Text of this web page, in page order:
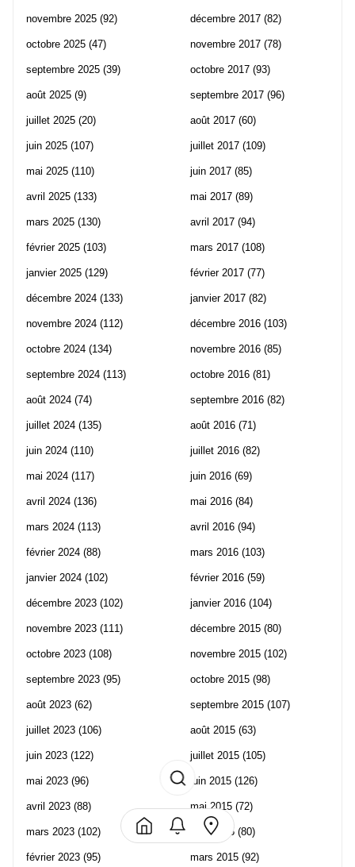
novembre 2025 (92)
octobre 2025 (47)
septembre 2025 (39)
août 2025 (9)
juillet 2025 (20)
juin 2025 (107)
mai 2025 (110)
avril 2025 (133)
mars 2025 (130)
février 2025 (103)
janvier 2025 (129)
décembre 2024 (133)
novembre 2024 (112)
octobre 2024 (134)
septembre 2024 (113)
août 2024 (74)
juillet 2024 (135)
juin 2024 (110)
mai 2024 (117)
avril 2024 (136)
mars 2024 (113)
février 2024 (88)
janvier 2024 (102)
décembre 2023 (102)
novembre 2023 (111)
octobre 2023 (108)
septembre 2023 (95)
août 2023 (62)
juillet 2023 (106)
juin 2023 (122)
mai 2023 (96)
avril 2023 (88)
mars 2023 (102)
février 2023 (95)
décembre 2017 (82)
novembre 2017 (78)
octobre 2017 (93)
septembre 2017 (96)
août 2017 (60)
juillet 2017 (109)
juin 2017 (85)
mai 2017 (89)
avril 2017 (94)
mars 2017 (108)
février 2017 (77)
janvier 2017 (82)
décembre 2016 (103)
novembre 2016 (85)
octobre 2016 (81)
septembre 2016 (82)
août 2016 (71)
juillet 2016 (82)
juin 2016 (69)
mai 2016 (84)
avril 2016 (94)
mars 2016 (103)
février 2016 (59)
janvier 2016 (104)
décembre 2015 (80)
novembre 2015 (102)
octobre 2015 (98)
septembre 2015 (107)
août 2015 (63)
juillet 2015 (105)
juin 2015 (126)
mai 2015 (72)
avril 2015 (80)
mars 2015 (92)